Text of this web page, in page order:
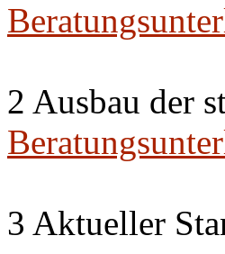
2 Ausbau der
3 Aktueller